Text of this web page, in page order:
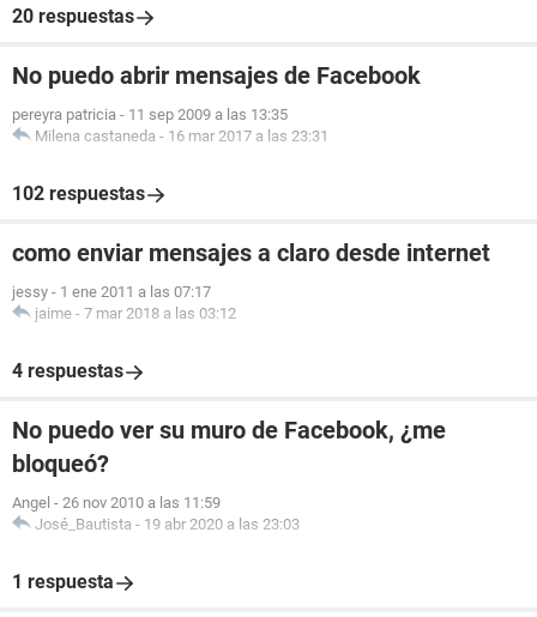
20 respuestas
No puedo abrir mensajes de Facebook
pereyra patricia - 11 sep 2009 a las 13:35
Milena castaneda - 16 mar 2017 a las 23:31
102 respuestas
como enviar mensajes a claro desde internet
jessy - 1 ene 2011 a las 07:17
jaime - 7 mar 2018 a las 03:12
4 respuestas
No puedo ver su muro de Facebook, ¿me
bloqueó?
Angel - 26 nov 2010 a las 11:59
José_Bautista - 19 abr 2020 a las 23:03
1 respuesta